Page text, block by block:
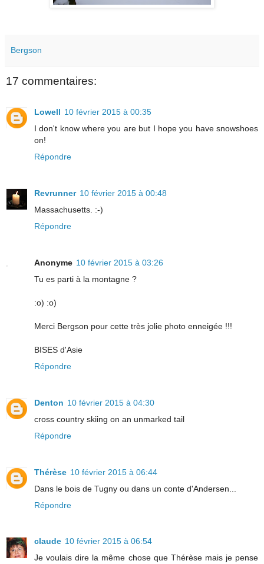
Bergson
17 commentaires:
Lowell 10 février 2015 à 00:35
I don't know where you are but I hope you have snowshoes
on!
Répondre
Revrunner 10 février 2015 à 00:48
Massachusetts. :-)
Répondre
Anonyme 10 février 2015 à 03:26
Tu es parti à la montagne ?
:o) :o)
Merci Bergson pour cette très jolie photo enneigée !!!
BISES d'Asie
Répondre
Denton 10 février 2015 à 04:30
cross country skiing on an unmarked tail
Répondre
Thérèse 10 février 2015 à 06:44
Dans le bois de Tugny ou dans un conte d'Andersen...
Répondre
claude 10 février 2015 à 06:54
Je voulais dire la même chose que Thérèse mais je pense